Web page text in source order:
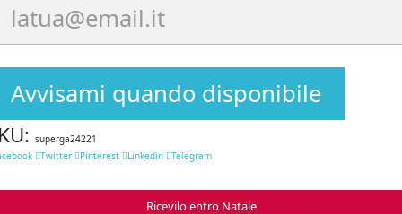
Avvisami quando disponibile
superga24221
Twitter Pinterest Linkedin Telegram
Ricevilo entro Natale